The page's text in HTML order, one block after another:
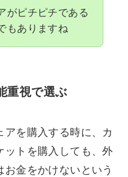
がピチピチである
もありますね
重視で選ぶ
を購入する時に、カ
ットを購入しても、外
金をかけないという